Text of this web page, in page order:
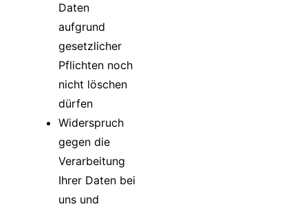
Daten
aufgrund
gesetzlicher
Pflichten noch
nicht löschen
dürfen
Widerspruch
gegen die
Verarbeitung
Ihrer Daten bei
uns und